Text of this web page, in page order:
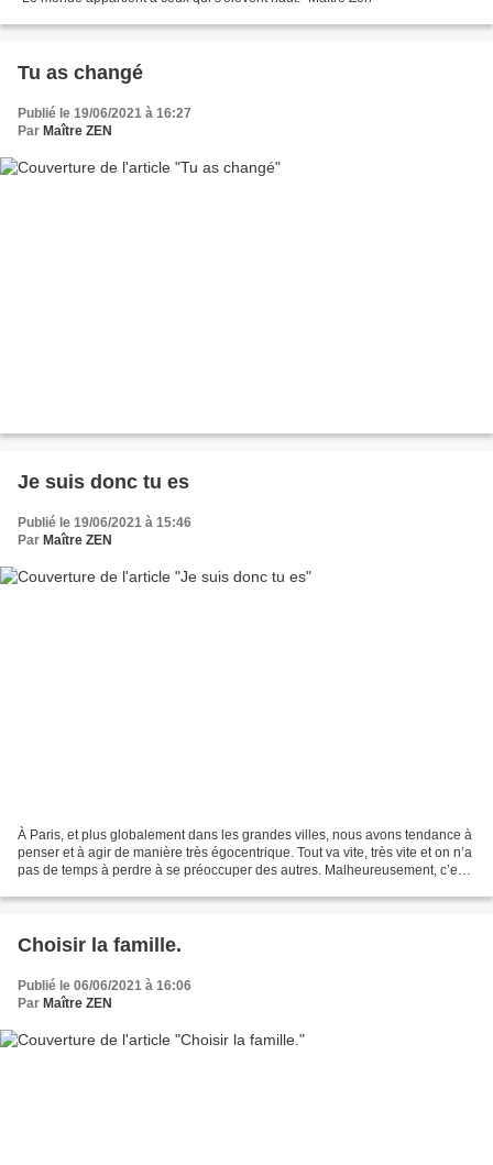
Tu as changé
Publié le 19/06/2021 à 16:27
Par Maître ZEN
Je suis donc tu es
Publié le 19/06/2021 à 15:46
Par Maître ZEN
À Paris, et plus globalement dans les grandes villes, nous avons tendance à
penser et à agir de manière très égocentrique. Tout va vite, très vite et on n’a
pas de temps à perdre à se préoccuper des autres. Malheureusement, c’est
Choisir la famille.
Publié le 06/06/2021 à 16:06
Par Maître ZEN